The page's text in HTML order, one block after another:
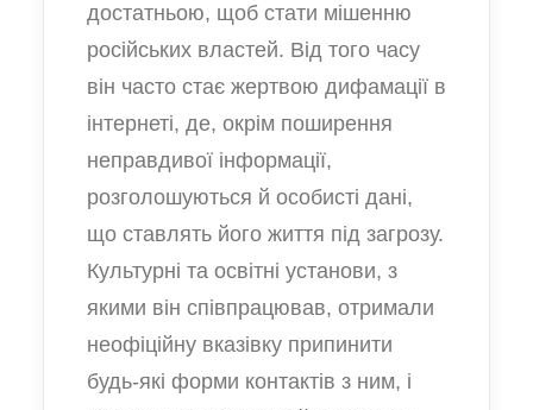
достатньою, щоб стати мішенню
російських властей. Від того часу
він часто стає жертвою дифамації в
інтернеті, де, окрім поширення
неправдивої інформації,
розголошуються й особисті дані,
що ставлять його життя під загрозу.
Культурні та освітні установи, з
якими він співпрацював, отримали
неофіційну вказівку припинити
будь-які форми контактів з ним, і